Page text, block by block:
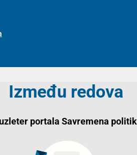
Između redova
portala Savremena